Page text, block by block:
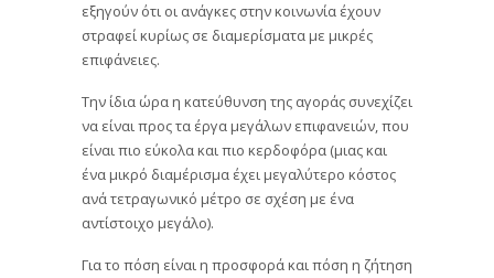
εξηγούν ότι οι ανάγκες στην κοινωνία έχουν
στραφεί κυρίως σε διαμερίσματα με μικρές
επιφάνειες.
Την ίδια ώρα η κατεύθυνση της αγοράς συνεχίζει
να είναι προς τα έργα μεγάλων επιφανειών, που
είναι πιο εύκολα και πιο κερδοφόρα (μιας και
ένα μικρό διαμέρισμα έχει μεγαλύτερο κόστος
ανά τετραγωνικό μέτρο σε σχέση με ένα
αντίστοιχο μεγάλο).
Για το πόση είναι η προσφορά και πόση η ζήτηση